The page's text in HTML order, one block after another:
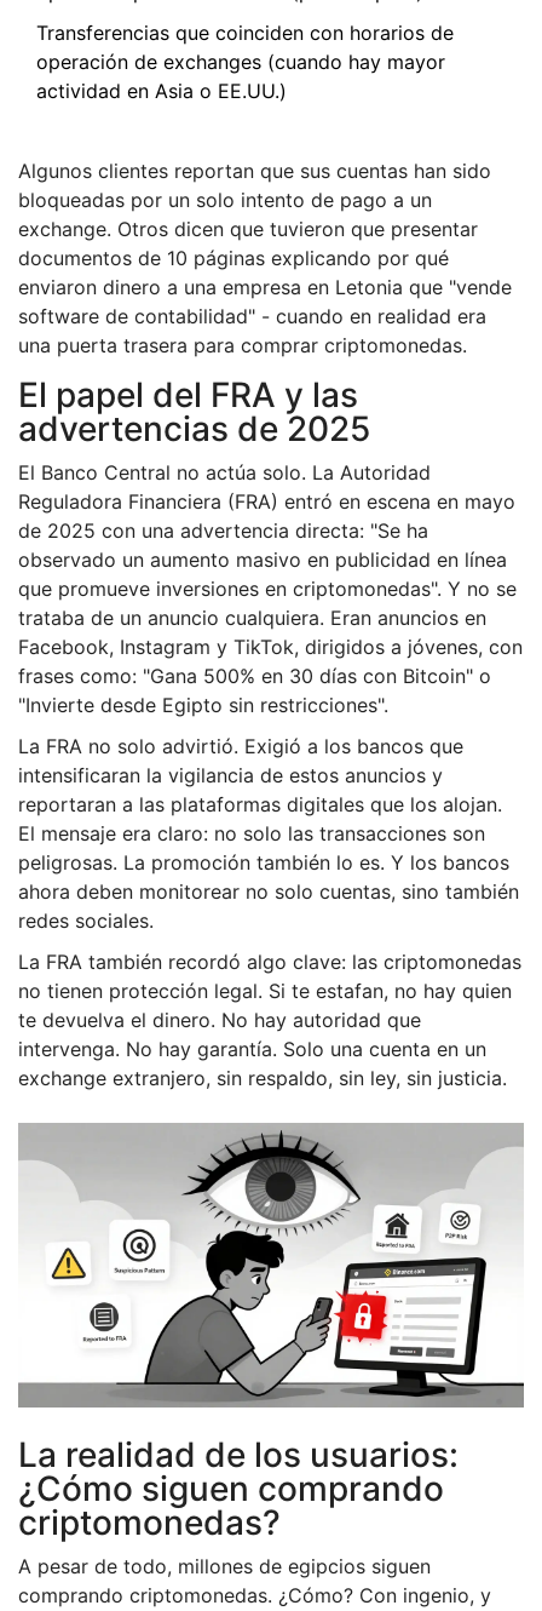
Transferencias que coinciden con horarios de
operación de exchanges (cuando hay mayor
actividad en Asia o EE.UU.)
Algunos clientes reportan que sus cuentas han sido
bloqueadas por un solo intento de pago a un
exchange. Otros dicen que tuvieron que presentar
documentos de 10 páginas explicando por qué
enviaron dinero a una empresa en Letonia que "vende
software de contabilidad" - cuando en realidad era
una puerta trasera para comprar criptomonedas.
El papel del FRA y las
advertencias de 2025
El Banco Central no actúa solo. La Autoridad
Reguladora Financiera (FRA) entró en escena en mayo
de 2025 con una advertencia directa: "Se ha
observado un aumento masivo en publicidad en línea
que promueve inversiones en criptomonedas". Y no se
trataba de un anuncio cualquiera. Eran anuncios en
Facebook, Instagram y TikTok, dirigidos a jóvenes, con
frases como: "Gana 500% en 30 días con Bitcoin" o
"Invierte desde Egipto sin restricciones".
La FRA no solo advirtió. Exigió a los bancos que
intensificaran la vigilancia de estos anuncios y
reportaran a las plataformas digitales que los alojan.
El mensaje era claro: no solo las transacciones son
peligrosas. La promoción también lo es. Y los bancos
ahora deben monitorear no solo cuentas, sino también
redes sociales.
La FRA también recordó algo clave: las criptomonedas
no tienen protección legal. Si te estafan, no hay quien
te devuelva el dinero. No hay autoridad que
intervenga. No hay garantía. Solo una cuenta en un
exchange extranjero, sin respaldo, sin ley, sin justicia.
La realidad de los usuarios:
¿Cómo siguen comprando
criptomonedas?
A pesar de todo, millones de egipcios siguen
comprando criptomonedas. ¿Cómo? Con ingenio, y